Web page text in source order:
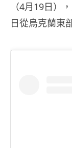
（4月19日）
日從烏克蘭東